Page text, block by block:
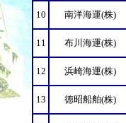
10 南洋海運(株)
11 布川海運(株)
12 浜崎海運(株)
13 徳昭船舶(株)